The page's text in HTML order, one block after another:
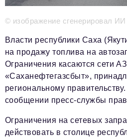
info@business-magazine.online
Отдел рекламы
Отдел распространения/
podpiska@business-
Отдел по работе с партнерами
partner@business-magazine.online
© изображение сгенерировал ИИ
Власти республики Саха
на продажу топлива на
Ограничения касаются сети
«Саханефтегазсбыт»,
региональному
сообщении пресс-службы
Ограничения на сетевых
действовать в столице